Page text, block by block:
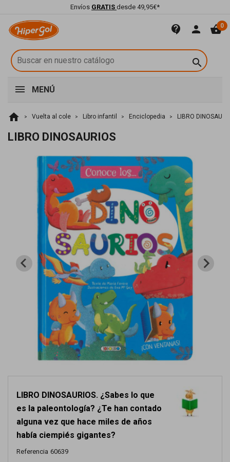
Envíos GRATIS desde 49,95€*
contact_support person shopping_basket0

MENÚ
home Vuelta al cole Libro infantil Enciclopedia LIBRO
LIBRO DINOSAURIOS
LIBRO DINOSAURIOS. ¿Sabes lo que
es la paleontología? ¿Te han contado
alguna vez que hace miles de años
había ciempiés gigantes?
Referencia 60639